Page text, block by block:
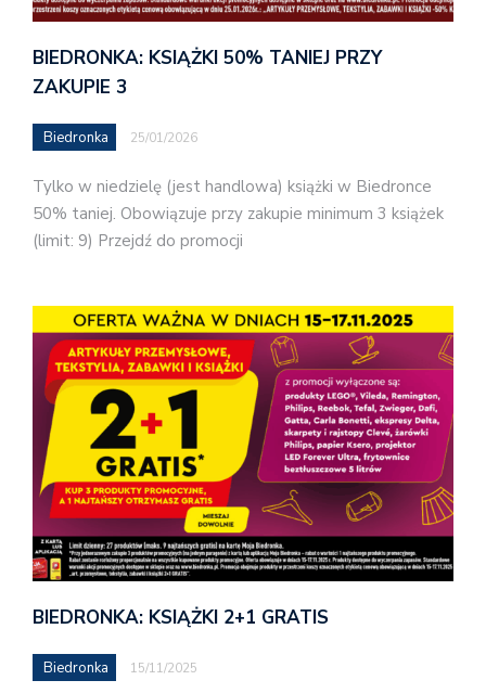
BIEDRONKA: KSIĄŻKI 50% TANIEJ PRZY
ZAKUPIE 3
Biedronka 25/01/2026
Tylko w niedzielę (jest handlowa) książki w Biedronce
50% taniej. Obowiązuje przy zakupie minimum 3 książek
(limit: 9) Przejdź do promocji
BIEDRONKA: KSIĄŻKI 2+1 GRATIS
Biedronka 15/11/2025